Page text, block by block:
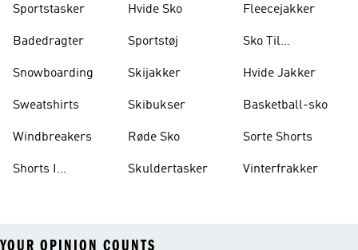
Sportstasker
Badedragter
Snowboarding
Sweatshirts
Windbreakers
Shorts I
Hvide Sko
Sportstøj
Skijakker
Skibukser
Røde Sko
Skuldertasker
Fleecejakker
Sko Til
Hvide Jakker
Basketball-sko
Sorte Shorts
Vinterfrakker
YOUR OPINION COUNTS